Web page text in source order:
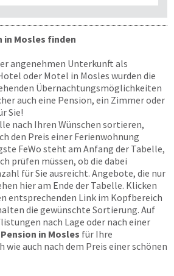
in Mosles finden
angenehmen Unterkunft als
oder Motel in Mosles wurden die
Übernachtungs­möglichkeiten
auch eine Pension, ein Zimmer oder
Sie!
nach Ihren Wünschen sortieren,
den Preis einer Ferienwohnung
FeWo steht am Anfang der Tabelle,
prüfen müssen, ob die dabei
für Sie ausreicht. Angebote, die nur
hier am Ende der Tabelle. Klicken
entsprechenden Link im Kopfbereich
die gewünschte Sortierung. Auf
nach Lage oder nach einer
in Mosles für Ihre
auch nach dem Preis einer schönen